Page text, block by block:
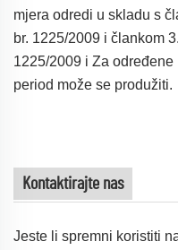
mjera odredi u skladu s
br. 1225/2009 i člankom
1225/2009 i Za
period može se produžiti.
Kontaktirajte nas
Jeste li spremni koristiti